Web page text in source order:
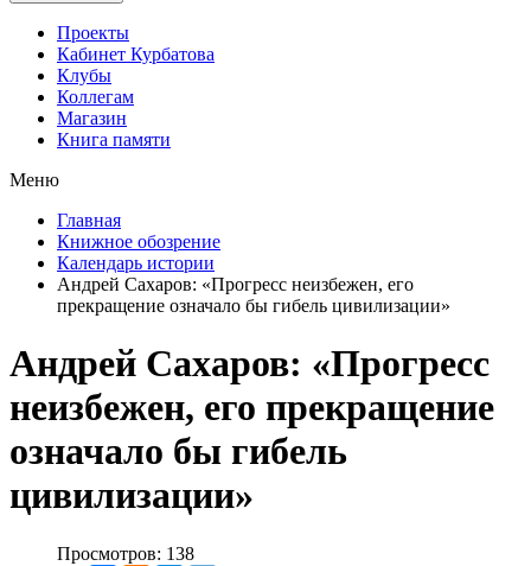
Проекты
Кабинет Курбатова
Клубы
Коллегам
Магазин
Книга памяти
Меню
Главная
Книжное обозрение
Календарь истории
Андрей Сахаров: «Прогресс неизбежен, его
прекращение означало бы гибель цивилизации»
Андрей Сахаров: «Прогресс
неизбежен, его прекращение
означало бы гибель
цивилизации»
Просмотров: 138